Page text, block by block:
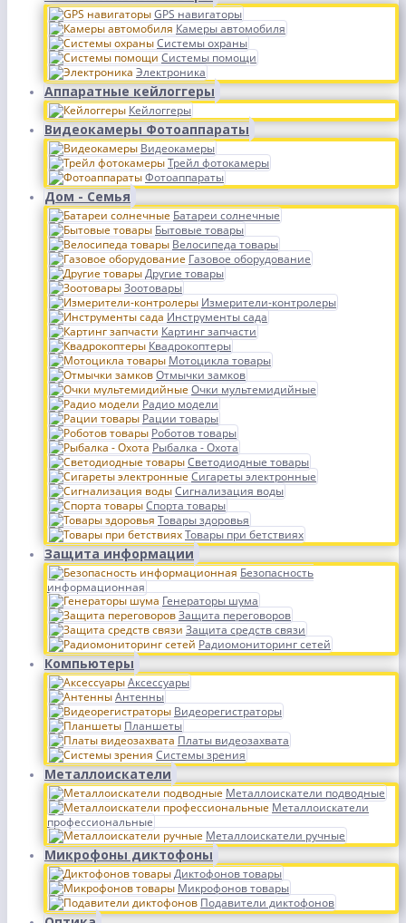
GPS навигаторы
Камеры автомобиля
Системы охраны
Системы помощи
Электроника
Аппаратные кейлоггеры
Кейлоггеры
Видеокамеры Фотоаппараты
Видеокамеры
Трейл фотокамеры
Фотоаппараты
Дом - Семья
Батареи солнечные
Бытовые товары
Велосипеда товары
Газовое оборудование
Другие товары
Зоотовары
Измерители-контролеры
Инструменты сада
Картинг запчасти
Квадрокоптеры
Мотоцикла товары
Отмычки замков
Очки мультемидийные
Радио модели
Рации товары
Роботов товары
Рыбалка - Охота
Светодиодные товары
Сигареты электронные
Сигнализация воды
Спорта товары
Товары здоровья
Товары при бетствиях
Защита информации
Безопасность
информационная
Генераторы шума
Защита переговоров
Защита средств связи
Радиомониторинг сетей
Компьютеры
Аксессуары
Антенны
Видеорегистраторы
Планшеты
Платы видеозахвата
Системы зрения
Металлоискатели
Металлоискатели подводные
Металлоискатели
профессиональные
Металлоискатели ручные
Микрофоны диктофоны
Диктофонов товары
Микрофонов товары
Подавители диктофонов